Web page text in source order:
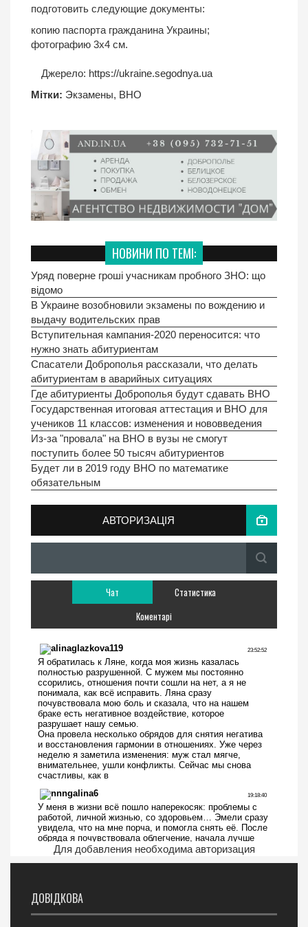
подготовить следующие документы:
копию паспорта гражданина Украины;
фотографию 3х4 см.
Джерело: https://ukraine.segodnya.ua
Мітки: Экзамены, ВНО
НОВИНИ ПО ТЕМІ:
Уряд поверне гроші учасникам пробного ЗНО: що
відомо
В Украине возобновили экзамены по вождению и
выдачу водительских прав
Вступительная кампания-2020 переносится: что
нужно знать абитуриентам
Спасатели Доброполья рассказали, что делать
абитуриентам в аварийных ситуациях
Где абитуриенты Доброполья будут сдавать ВНО
Государственная итоговая аттестация и ВНО для
учеников 11 классов: изменения и нововведения
Из-за "провала" на ВНО в вузы не смогут
поступить более 50 тысяч абитуриентов
Будет ли в 2019 году ВНО по математике
обязательным
АВТОРИЗАЦІЯ
Чат
Статистика
Коментарі
Для добавления необходима авторизация
ДОВІДКОВА